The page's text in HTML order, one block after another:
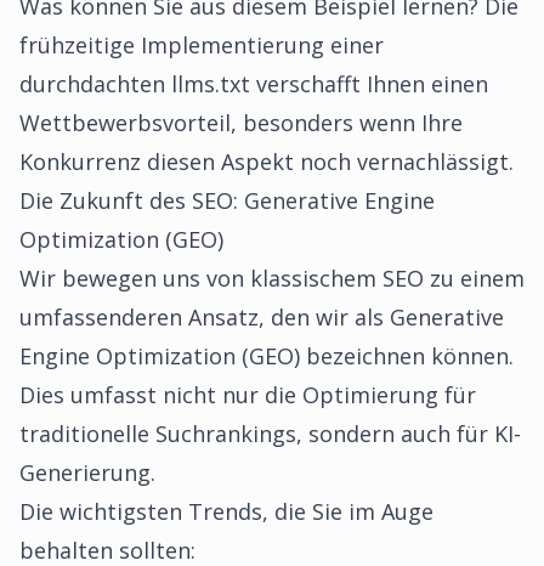
Was können Sie aus diesem Beispiel lernen? Die
frühzeitige Implementierung einer
durchdachten llms.txt verschafft Ihnen einen
Wettbewerbsvorteil, besonders wenn Ihre
Konkurrenz diesen Aspekt noch vernachlässigt.
Die Zukunft des SEO: Generative Engine
Optimization (GEO)
Wir bewegen uns von klassischem SEO zu einem
umfassenderen Ansatz, den wir als Generative
Engine Optimization (GEO) bezeichnen können.
Dies umfasst nicht nur die Optimierung für
traditionelle Suchrankings, sondern auch für KI-
Generierung.
Die wichtigsten Trends, die Sie im Auge
behalten sollten: